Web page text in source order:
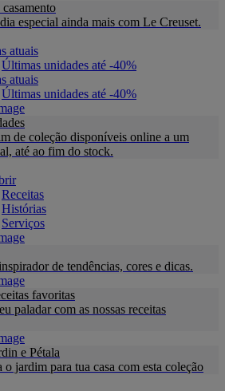
casamento
especial ainda mais com Le Creuset.
atuais
Últimas unidades até -40%
atuais
Últimas unidades até -40%
de coleção disponíveis online a um
até ao fim do stock.
Receitas
Histórias
Serviços
de tendências, cores e dicas.
favoritas
paladar com as nossas receitas
e Pétala
o jardim para tua casa com esta coleção